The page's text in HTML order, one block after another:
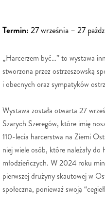
Termin: 27 września – 27
„Harcerzem być…” to wystawa
stworzona przez ostrzeszowską
i obecnych oraz sympatyków
Wystawa została otwarta 27
Szarych Szeregów, które imię
110-lecia harcerstwa na Ziemi
niej wiele osób, które należały
młodzieńczych. W 2024 roku
pierwszej drużyny skautowej w
społeczna, ponieważ swoją